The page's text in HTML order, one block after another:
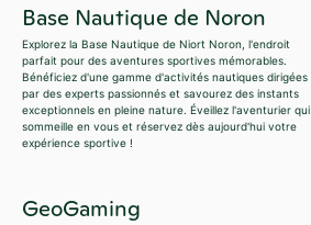
Base Nautique de Noron
Explorez la Base Nautique de Niort Noron, l'endroit
parfait pour des aventures sportives mémorables.
Bénéficiez d'une gamme d'activités nautiques dirigées
par des experts passionnés et savourez des instants
exceptionnels en pleine nature. Éveillez l'aventurier qui
sommeille en vous et réservez dès aujourd'hui votre
expérience sportive !
GeoGaming